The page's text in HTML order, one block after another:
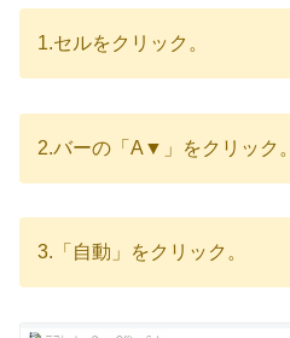
1.セルをクリック。
2.バーの「A▼」をクリック。
3.「自動」をクリック。